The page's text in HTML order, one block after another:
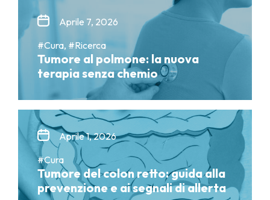
Aprile 7, 2026
#Cura, #Ricerca
Tumore al polmone: la nuova
terapia senza chemio
Aprile 1, 2026
#Cura
Tumore del colon retto: guida alla
prevenzione e ai segnali di allerta